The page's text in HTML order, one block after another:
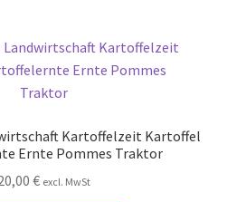
Kartoffelzeit Kartoffel
Ernte Pommes Traktor
€ excl. MwSt